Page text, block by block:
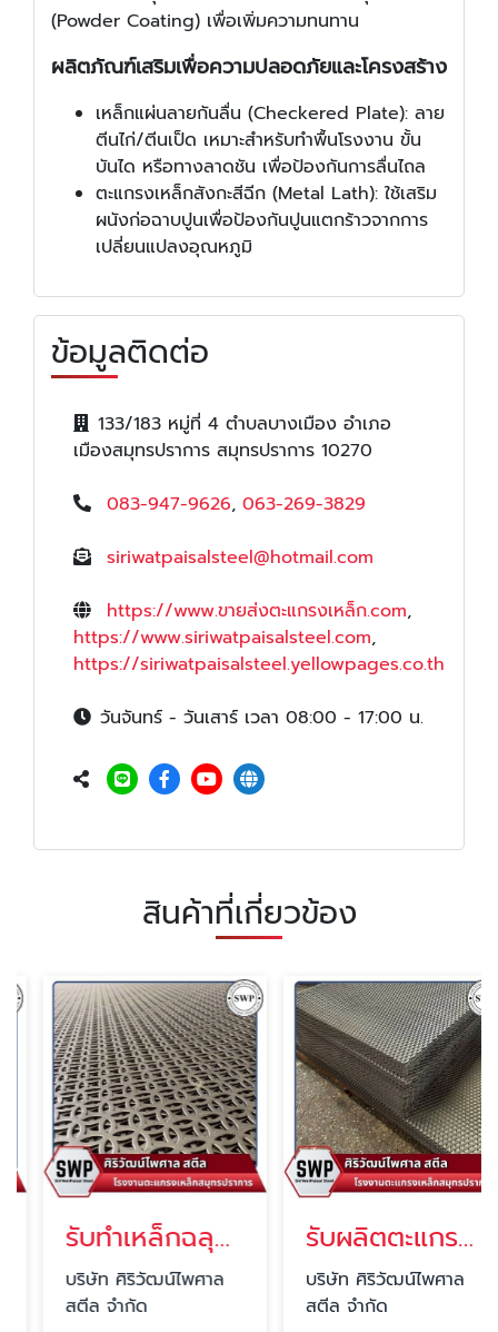
(Powder Coating) เพื่อเพิ่มความทนทาน
ผลิตภัณฑ์เสริมเพื่อความปลอดภัยและโครงสร้าง
เหล็กแผ่นลายกันลื่น (Checkered Plate): ลาย
ตีนไก่/ตีนเป็ด เหมาะสำหรับทำพื้นโรงงาน ขั้น
บันได หรือทางลาดชัน เพื่อป้องกันการลื่นไถล
ตะแกรงเหล็กสังกะสีฉีก (Metal Lath): ใช้เสริม
ผนังก่อฉาบปูนเพื่อป้องกันปูนแตกร้าวจากการ
เปลี่ยนแปลงอุณหภูมิ
ข้อมูลติดต่อ
133/183 หมู่ที่ 4 ตำบลบางเมือง อำเภอ
เมืองสมุทรปราการ สมุทรปราการ 10270
083-947-9626, 063-269-3829
siriwatpaisalsteel@hotmail.com
https://www.ขายส่งตะแกรงเหล็ก.com,
https://www.siriwatpaisalsteel.com,
https://siriwatpaisalsteel.yellowpages.co.th
วันจันทร์ - วันเสาร์ เวลา 08:00 - 17:00 น.
สินค้าที่เกี่ยวข้อง
รับทำเหล็กฉลุลาย
บริษัท ศิริวัฒน์ไพศาล
สตีล จำกัด
รับผลิตตะแกรงเหล็กฉีกตามแบบ
บริษัท ศิริวัฒน์ไพศาล
สตีล จำกัด